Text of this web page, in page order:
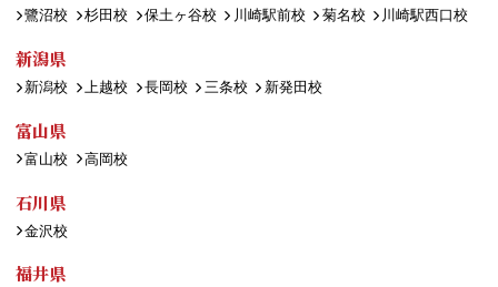
鷺沼校
杉田校 保土ヶ谷校 川崎駅前校 菊名校 川崎駅西口校
新潟県
新潟校 上越校 長岡校 三条校 新発田校
富山県
富山校 高岡校
石川県
金沢校
福井県